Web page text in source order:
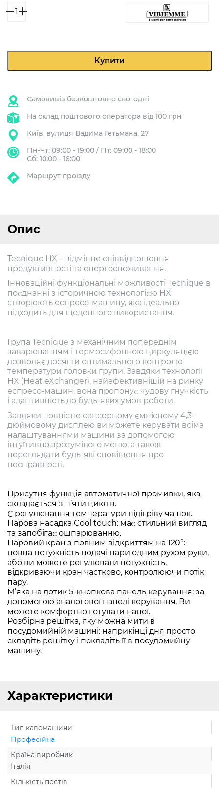
VBM
TECNIQUE
кількість
Купити
Самовивіз безкоштовно сьогодні
На склад поштового оператора від 100 грн
Київ, вулиця Вадима Гетьмана, 27
Пн-Чт: 09:00 - 19:00 / Пт: 09:00 - 18:00
Сб: 10:00 - 16:00
Маршрут проїзду
Опис
Tecnique HX – відмінне співвідношення
продуктивності та енергоспоживання.
Інноваційні функціональні можливості Tecnique в
поєднанні з історичною технологією HX
створюють еспресо-машину, яка ідеально
підходить для щоденного використання.
Група Tecnique з механічним попереднім
заварюванням і термосифонною циркуляцією
дозволяє досягти оптимального контролю
температури головки групи. Завдяки технології
HX (Heat eXchanger), найефективнішій на ринку
еспресо-машин, вона пропонує чудову гнучкість
і адаптивність до будь-яких умов роботи.
Завдяки повністю сенсорному ємнісному 4,3-
дюймовому дисплею ви можете керувати всіма
налаштуваннями машини за допомогою
інтуїтивно зрозумілого меню, а також
переглядати будь-які сповіщення про
несправності.
Присутня функція автоматичної промивки, яка
складається з п’яти циклів.
Є регулювання температури підігріву чашок.
Парова насадка Cool touch: має стильний вигляд
та запобігає ошпарюванню.
Паровий кран з повним відкриттям на 120°:
повна потужність подачі пари одним рухом руки,
або ви можете регулювати потужність,
відкриваючи кран частково, контролюючи потік
пару.
М’яка на дотик 5-кнопкова панель керування: за
допомогою аналогової панелі керування, Ви
можете комфортно готувати напої.
Розбірна решітка, яку можна мити в
посудомийній машині: наприкінці дня просто
складіть решітку і покладіть її в посудомийну
машину.
Характеристики
Тип кавомашини
Професійна
Країна виробник
Італія
Кількість постів